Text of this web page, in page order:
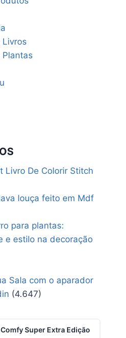
Livros
Livro De Colorir Stitch
louça feito em Mdf
para plantas:
e estilo na decoração
Sala com o aparador
(4.647)
Super Extra Edição